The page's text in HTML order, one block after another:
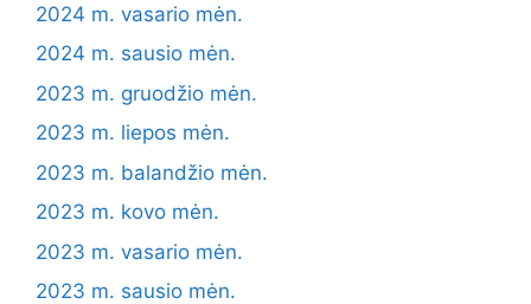
2024 m. vasario mėn.
2024 m. sausio mėn.
2023 m. gruodžio mėn.
2023 m. liepos mėn.
2023 m. balandžio mėn.
2023 m. kovo mėn.
2023 m. vasario mėn.
2023 m. sausio mėn.